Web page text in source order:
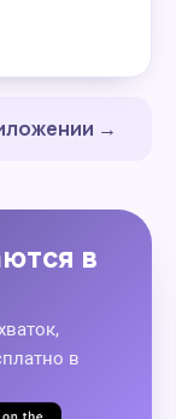
→
в
в